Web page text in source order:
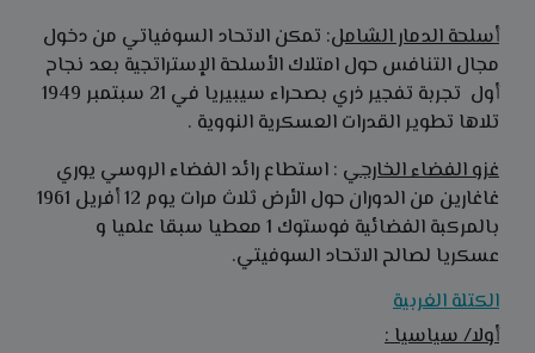
أسلحة الدمار الشامل: تمكن الاتحاد السوفياتي من دخول
مجال التنافس حول امتلاك الأسلحة الإستراتجية بعد نجاح
أول تجربة تفجير ذري بصحراء سيبيريا في 21 سبتمبر 1949
تلاها تطوير القدرات العسكرية النووية .
غزو الفضاء الخارجي : استطاع رائد الفضاء الروسي يوري
غاغارين من الدوران حول الأرض ثلاث مرات يوم 12 أفريل 1961
بالمركبة الفضائية فوستوك 1 معطيا سبقا علميا و
عسكريا لصالح الاتحاد السوفيتي.
الكتلة الغربية
أولا/ سياسيا :